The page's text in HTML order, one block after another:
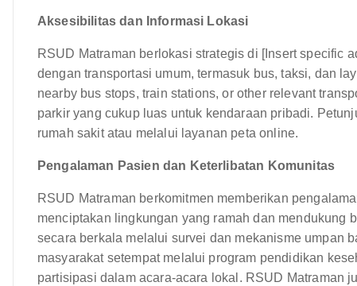
Aksesibilitas dan Informasi Lokasi
RSUD Matraman berlokasi strategis di [Insert specific
dengan transportasi umum, termasuk bus, taksi, dan
nearby bus stops, train stations, or other relevant
parkir yang cukup luas untuk kendaraan pribadi.
rumah sakit atau melalui layanan peta online.
Pengalaman Pasien dan Keterlibatan Komunitas
RSUD Matraman berkomitmen memberikan
menciptakan lingkungan yang ramah dan
secara berkala melalui survei dan mekanisme umpan
masyarakat setempat melalui program pendidikan
partisipasi dalam acara-acara lokal. RSUD Matraman